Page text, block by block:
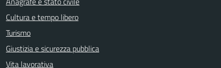
Cultura e tempo libero
Turismo
Giustizia e sicurezza pubblica
Vita lavorativa